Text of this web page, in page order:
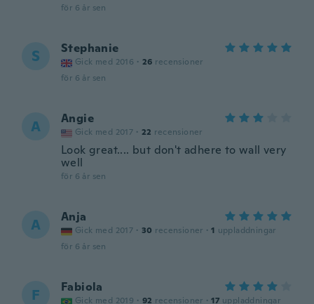
för 6 år sen
S Stephanie
Gick med 2016 · 26 recensioner
för 6 år sen
A Angie
Gick med 2017 · 22 recensioner
Look great.... but don't adhere to wall very
well
för 6 år sen
A Anja
Gick med 2017 · 30 recensioner · 1 uppladdningar
för 6 år sen
F Fabiola
Gick med 2019 · 92 recensioner · 17 uppladdningar